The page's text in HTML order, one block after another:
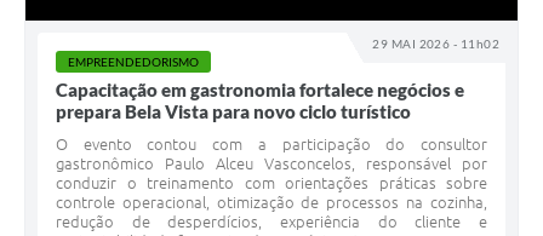
29 MAI 2026 - 11h02
EMPREENDEDORISMO
Capacitação em gastronomia fortalece negócios e
prepara Bela Vista para novo ciclo turístico
O evento contou com a participação do consultor
gastronômico Paulo Alceu Vasconcelos, responsável por
conduzir o treinamento com orientações práticas sobre
controle operacional, otimização de processos na cozinha,
redução de desperdícios, experiência do cliente e